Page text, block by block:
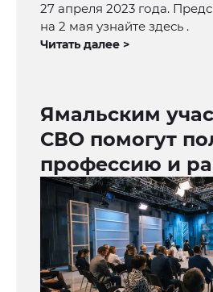
27 апреля 2023 года.
на 2 мая узнайте здесь .
Читать далее >
Ямальским
СВО помогут
профессию и